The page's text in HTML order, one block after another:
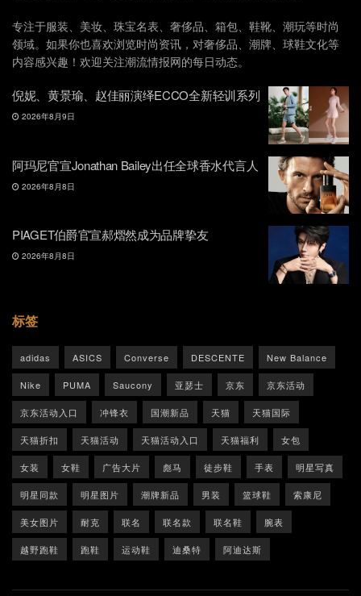
专注于服装、美妆、珠宝名表、奢侈品、箱包、鞋靴、潮玩等时尚
领域。如果你也喜欢浏览时尚资讯，对奢侈品、潮牌、球鞋文化等
内容感兴趣！欢迎关注潮流情报网的每日动态。
倪妮、黄景瑜、赵佳丽演绎ECCO全新轻训系列
2026年8月9日
阿玛尼官宣Jonathan Bailey出任全球香水代言人
2026年8月8日
PIAGET伯爵官宣郝熠然成为品牌挚友
2026年8月8日
标签
adidas ASICS Converse DESCENTE New Balance
Nike PUMA Saucony 亚瑟士 京东 京东活动
京东活动入口 冲锋衣 国潮新品 天猫 天猫国际
天猫折扣 天猫活动 天猫活动入口 天猫福利 女包
女装 女鞋 广告大片 彪马 徒步鞋 手表 明星写真
明星同款 明星图片 潮牌新品 男装 篮球鞋 索康尼
美女图片 耐克 联名 联名款 联名鞋 腕表
越野跑鞋 跑鞋 运动鞋 迪桑特 阿迪达斯